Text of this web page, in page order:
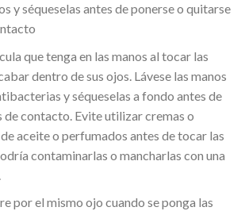
y séqueselas antes de ponerse o quitarse
que tenga en las manos al tocar las
dentro de sus ojos. Lávese las manos
y séqueselas a fondo antes de
de contacto. Evite utilizar cremas o
aceite o perfumados antes de tocar las
contaminarlas o mancharlas con una
por el mismo ojo cuando se ponga las